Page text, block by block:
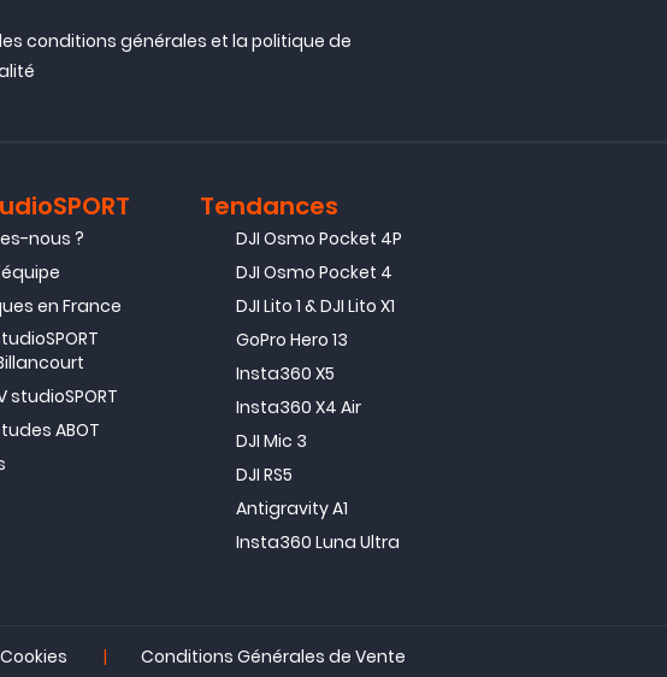
conditions générales et lapolitique de
nous ?
en France
studioSPORT
ABOT
Tendances
DJI Osmo Pocket 4P
DJI Osmo Pocket 4
DJI Lito 1 & DJI Lito X1
GoPro Hero 13
Insta360 X5
Insta360 X4 Air
DJI Mic 3
DJI RS5
Antigravity A1
Insta360 Luna Ultra
Cookies | Conditions Générales de Vente